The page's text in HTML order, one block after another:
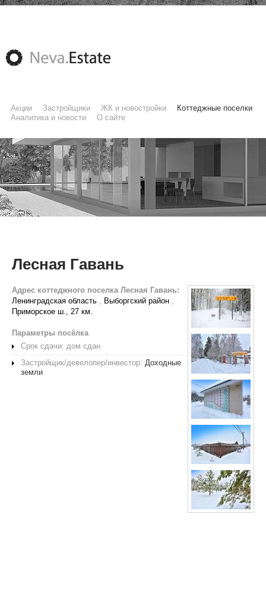
Акции Застройщики ЖК и новостройки
Коттеджные поселки
Аналитика и новости
О сайте
Лесная Гавань
Адрес коттеджного поселка Лесная Гавань:
Ленинградская область , Выборгский район ,
Приморское ш., 27 км.
Параметры посёлка
Срок сдачи: дом сдан
Застройщик/девелопер/инвестор: Доходные
земли